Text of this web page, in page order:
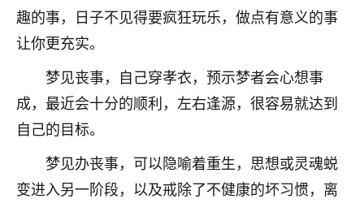
趣的事，日子不见得要疯狂玩乐，做点有意义的事
让你更充实。
梦见丧事，自己穿孝衣，预示梦者会心想事
成，最近会十分的顺利，左右逢源，很容易就达到
自己的目标。
梦见办丧事，可以隐喻着重生，思想或灵魂蜕
变进入另一阶段，以及戒除了不健康的坏习惯，离